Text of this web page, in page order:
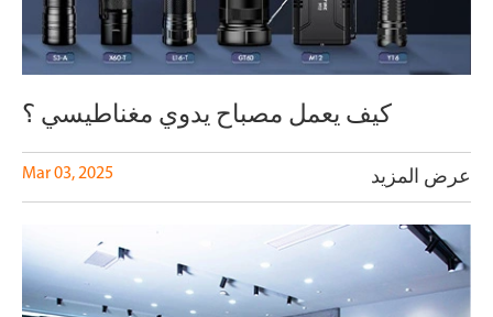
كيف يعمل مصباح يدوي مغناطيسي ؟
Mar 03, 2025 عرض المزيد